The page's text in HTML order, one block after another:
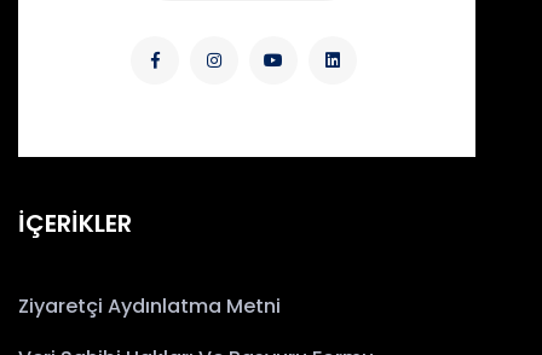
İÇERİKLER
Ziyaretçi Aydınlatma Metni